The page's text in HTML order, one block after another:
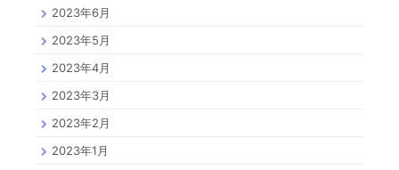
2023年6月
2023年5月
2023年4月
2023年3月
2023年2月
2023年1月